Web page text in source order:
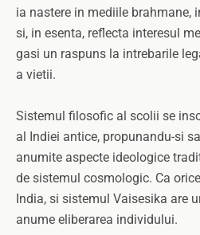
ia nastere in mediile brahmane,
si, in esenta, reflecta interesul
gasi un raspuns la intrebarile
a vietii.
Sistemul filosofic al scolii se
al Indiei antice, propunandu-si
anumite aspecte ideologice
de sistemul cosmologic. Ca
India, si sistemul Vaisesika are
anume eliberarea individului.